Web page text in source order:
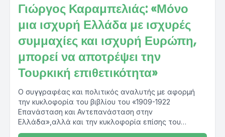
Γιώργος Καραμπελιάς: «Μόνο
μια ισχυρή Ελλάδα με ισχυρές
συμμαχίες και ισχυρή Ευρώπη,
μπορεί να αποτρέψει την
Τουρκική επιθετικότητα»
Ο συγγραφέας και πολιτικός αναλυτής με αφορμή
την κυκλοφορία του βιβλίου του «1909-1922
Επανάσταση και Αντεπανάσταση στην
Ελλάδα»,αλλά και την κυκλοφορία επίσης του
συλλογικού...